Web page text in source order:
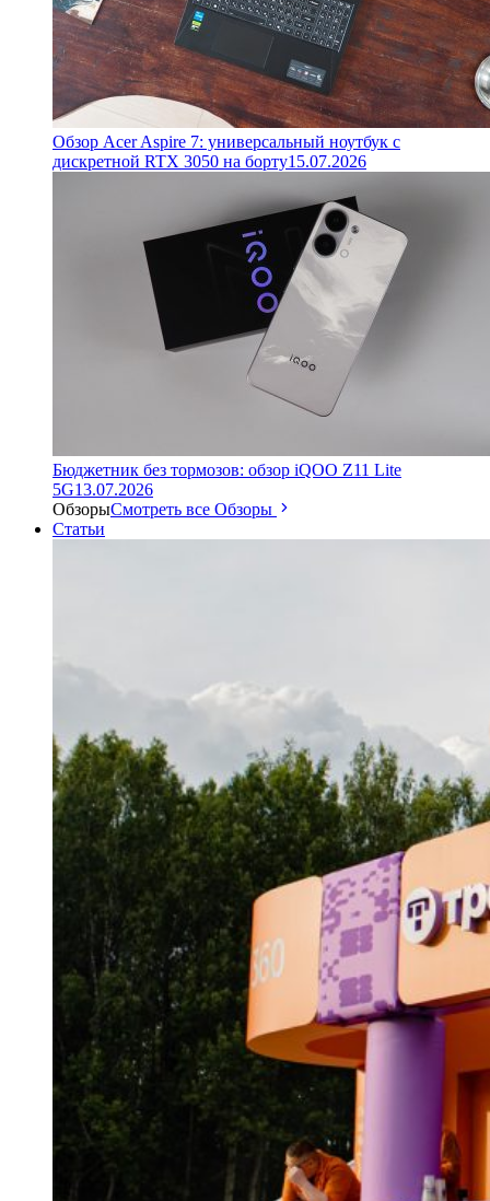
Обзор Acer Aspire 7: универсальный ноутбук с
дискретной RTX 3050 на борту15.07.2026
Бюджетник без тормозов: обзор iQOO Z11 Lite
5G13.07.2026
ОбзорыСмотреть все Обзоры
Статьи